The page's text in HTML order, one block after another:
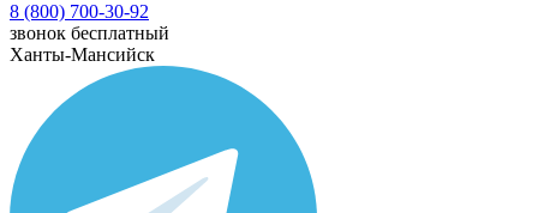
8 (800) 700-30-92
звонок бесплатный
Ханты-Мансийск